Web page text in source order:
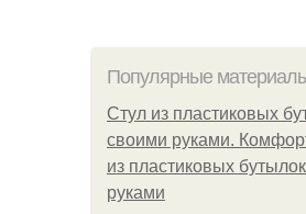
Популярные
Стул из пластиковых
своими руками.
из пластиковых
руками